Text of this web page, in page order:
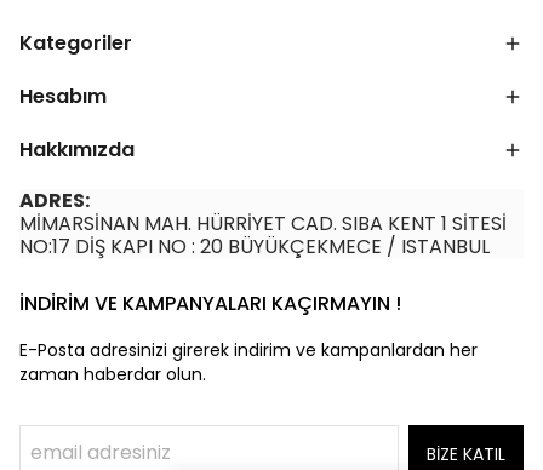
Kategoriler
Hesabım
Hakkımızda
ADRES:
MİMARSİNAN MAH. HÜRRİYET CAD. SIBA KENT 1 SİTESİ
NO:17 DİŞ KAPI NO : 20 BÜYÜKÇEKMECE / ISTANBUL
İNDİRİM VE KAMPANYALARI KAÇIRMAYIN !
E-Posta adresinizi girerek indirim ve kampanlardan her
zaman haberdar olun.
BİZE KATIL